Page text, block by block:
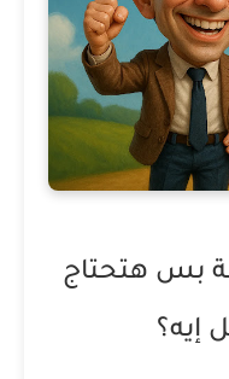
بس هتحتاج
إيه؟